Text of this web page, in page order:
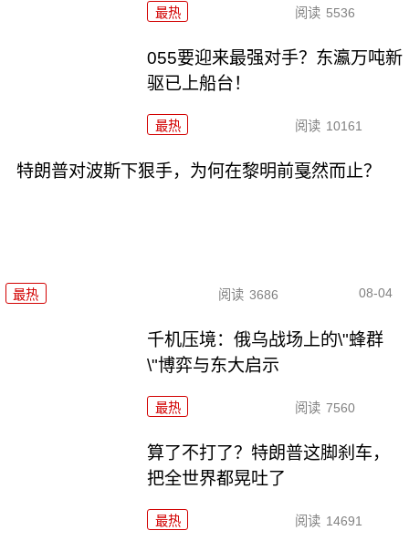
最热 阅读 5536
055要迎来最强对手？东瀛万吨新
驱已上船台！
最热 阅读 10161
特朗普对波斯下狠手，为何在黎明前戛然而止？
最热 阅读 3686 08-04
千机压境：俄乌战场上的\"蜂群
\"博弈与东大启示
最热 阅读 7560
算了不打了？特朗普这脚刹车，
把全世界都晃吐了
最热 阅读 14691